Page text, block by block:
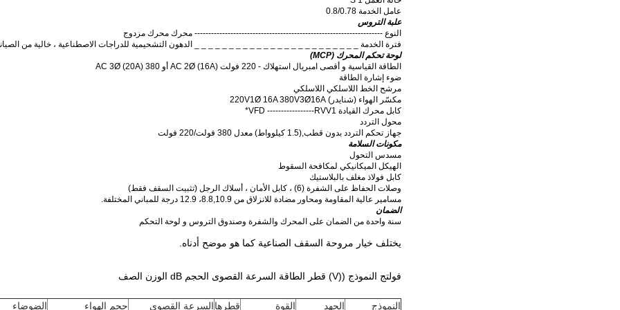
عامل الخدمة 0.8/0.78
علبة التروس
النوع -------------------------------------------------------------------- محرك محرك مزدوج
فترة الخدمة _ _ _ _ _ _ _ _ _ _ _ _ _ _ _ _ _ _ _ _ _ _ _ _ الدهون التشحيمية للدراجات الاصطناعية ، خالية من
لوحة تحكم المحرك (MCP)
الطاقة القياسية و أقصى امبريال استهلاك - 220 فولت AC 2Ø (16A) أو 380 AC 3Ø (20A)
ضوء إشارة الطاقة
مرشح الخط اللاسلكي اللاسلكي
مكسّر الهواء (شنايدر) 220V1Ø 16A 380V3Ø16A
كابل محرك القيادة VFD -----------------RVV1*
محول التردد
جهاز تحكم التردد بدون قطب,(1.5 كيلوواط) معدل 380 فولت/220 فولت
مكونات السلامة
مسدس التحول
الهيكل الميكانيكي لمكافحة السقوط
كابل فولاذ مغلف بالبلاستيك
وصلات الحفاظ على الشفرة (6) ، كابل الأمان ، أسلاك الرجل (تثبيت السقف فقط)
مسامير عالية المقاومة ومحاور مضادة للانزلاق من 8.8,10.9، 12.9 درجة للمباني المختلفة.
الضمان
سنة واحدة من الضمان على المحرك والشفرة وصندوق التروس و لوحة التحكم
يختلف خيار مروحة السقف الصناعية كما هو موضح أدناه.
فولتج النموذج ((V) قطر الطاقة السرعة القصوى الحجم dB الوزن الصف
النموذج الجهد القوة قطرهاالسرعة القصوى حجم الهواء الضوضاء